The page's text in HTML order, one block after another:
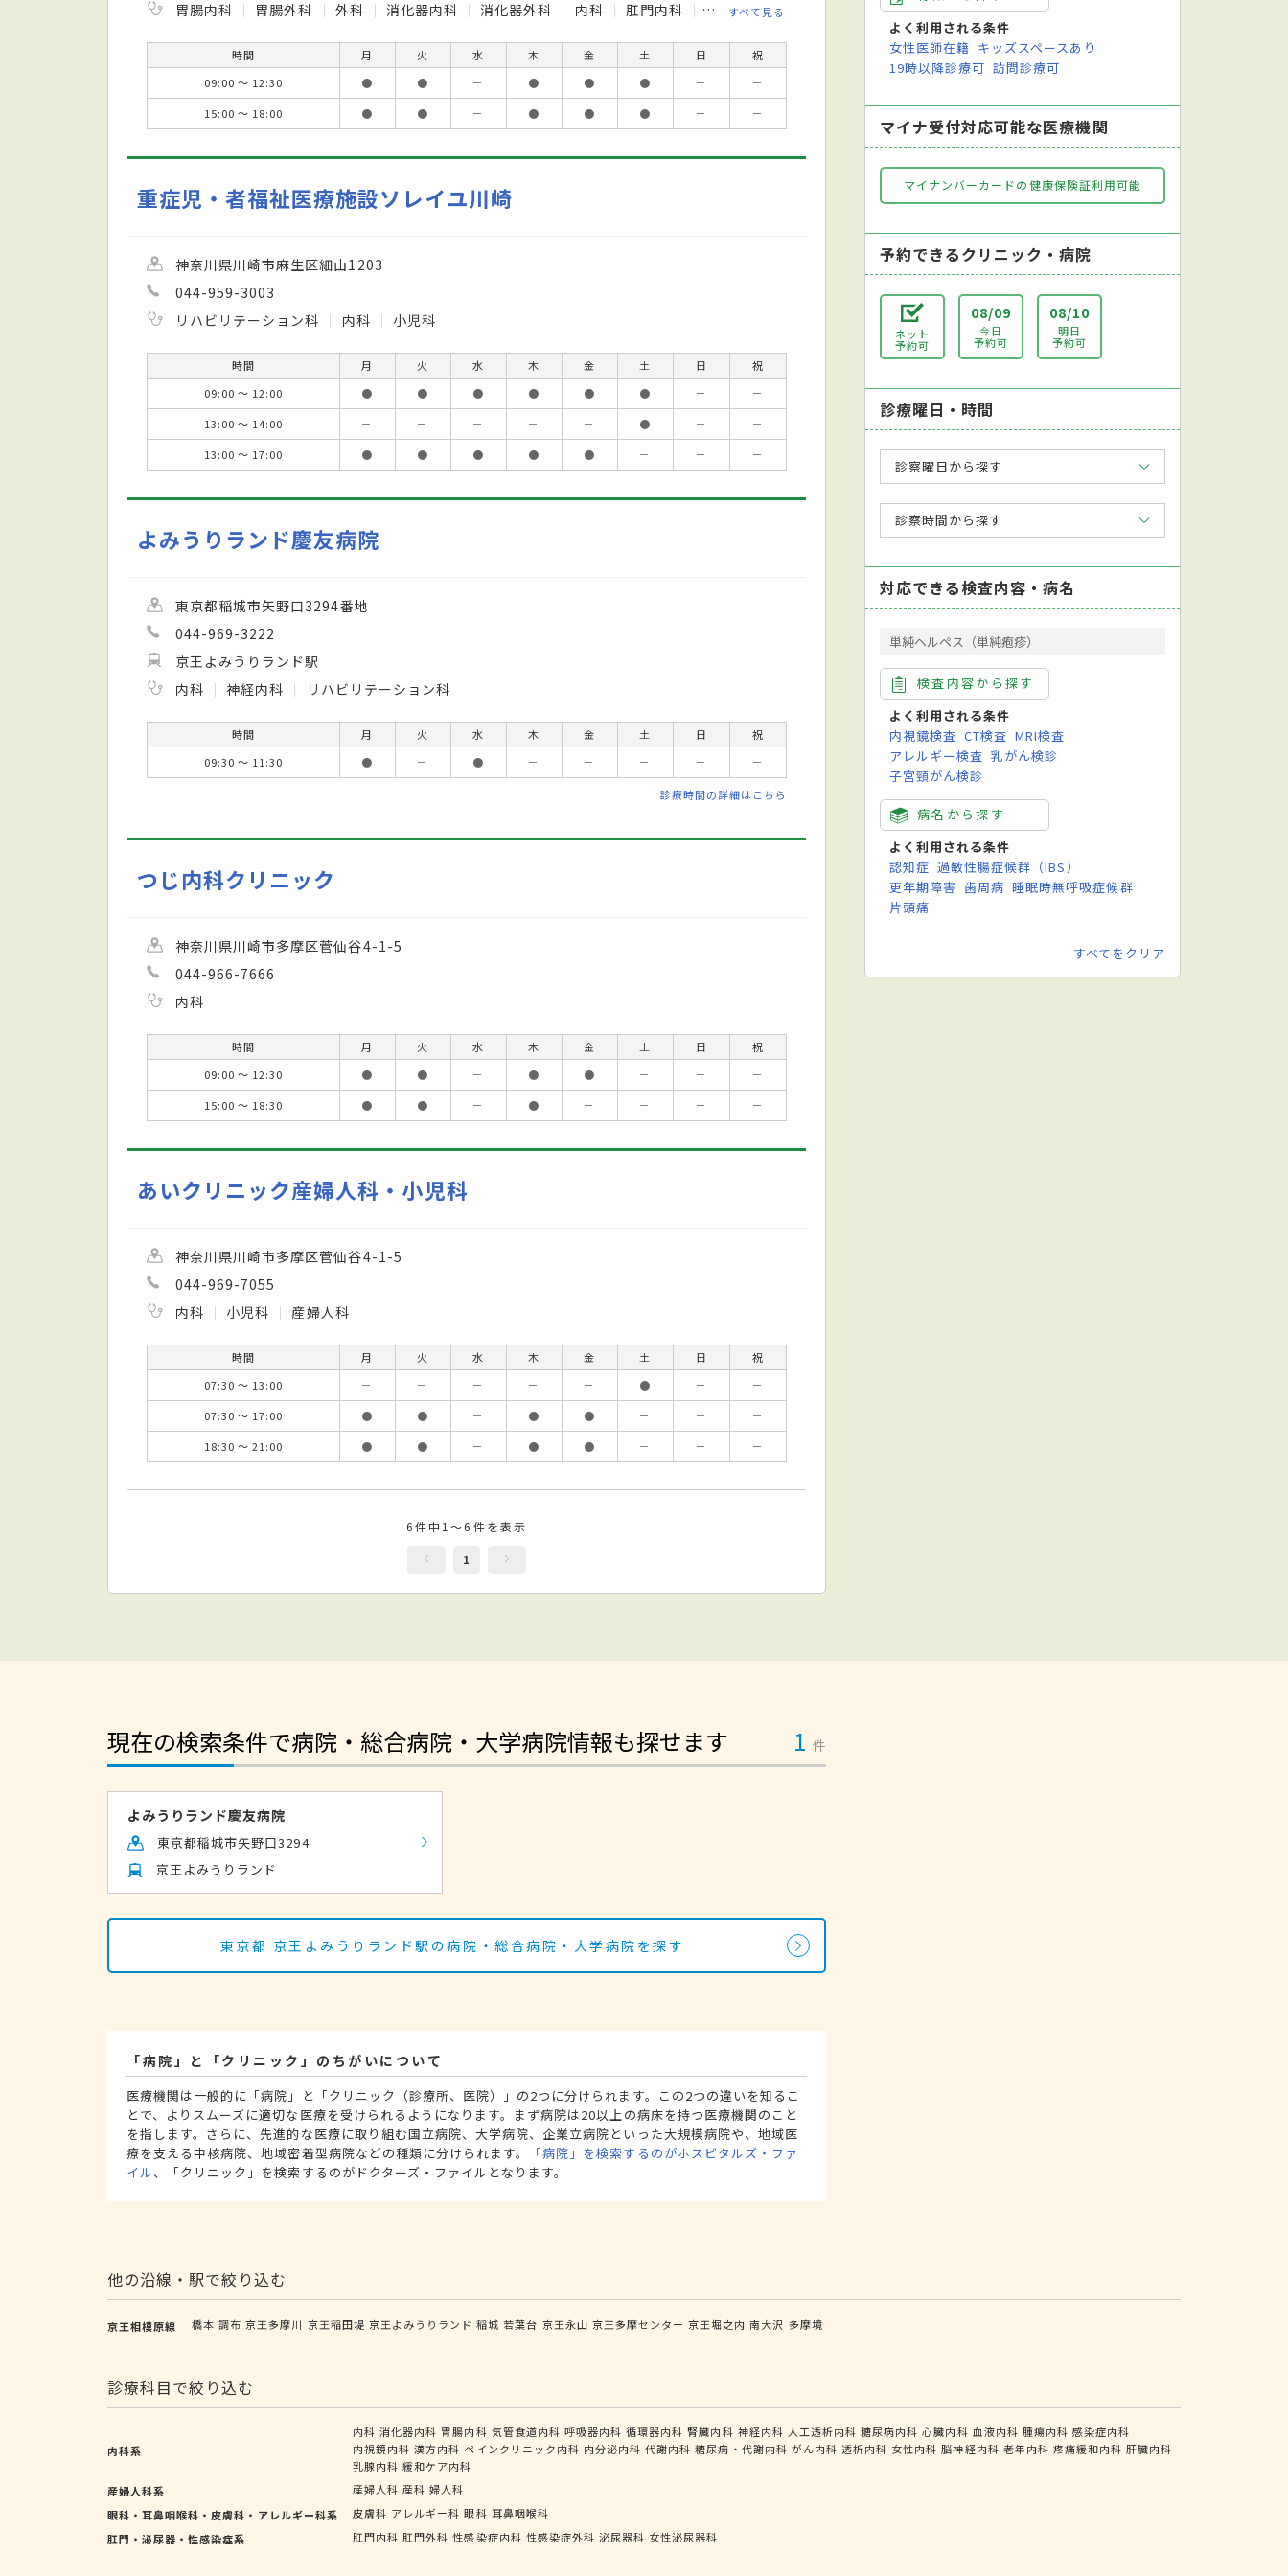
胃腸内科
胃腸外科 外科 消化器内科 消化器外科 内科 肛門内科 肛門外科
すべて見る
時間 月 火 水 木 金 土 日
祝
09:00 ～ 12:30
● ● － ● ● ● －
－
15:00 ～ 18:00
● ● － ● ● ● － －
重症児・者福祉医療施設ソレイユ川崎
神奈川県川崎市麻生区細山1203
044-959-3003
リハビリテーション科
内科 小児科
時間 月 火 水 木 金 土 日
祝
09:00 ～ 12:00
● ● ● ● ● ● －
－
13:00 ～ 14:00
－ － － － － ● －
－
13:00 ～ 17:00
● ● ● ● ● － － －
よみうりランド慶友病院
東京都稲城市矢野口3294番地
044-969-3222
京王よみうりランド駅
内科
神経内科 リハビリテーション科
時間 月 火 水 木 金 土 日
祝
09:30 ～ 11:30
● － ● － － － － －
診療時間の詳細はこちら
つじ内科クリニック
神奈川県川崎市多摩区菅仙谷4-1-5
044-966-7666
内科
時間 月 火 水 木 金 土 日
祝
09:00 ～ 12:30
● ● － ● ● － －
－
15:00 ～ 18:30
● ● － ● － － － －
あいクリニック産婦人科・小児科
神奈川県川崎市多摩区菅仙谷4-1-5
044-969-7055
内科
小児科 産婦人科
時間 月 火 水 木 金 土 日
祝
07:30 ～ 13:00
－ － － － － ● －
－
07:30 ～ 17:00
● ● － ● ● － －
－
18:30 ～ 21:00
● ● － ● ● － － －
6件中1～6件を表示
1
よく利用される条件
女性医師在籍 キッズスペースあり
19時以降診療可 訪問診療可
マイナ受付対応可能な医療機関
マイナンバーカードの健康保険証利用可能
予約できるクリニック・病院
ネット
予約可
08/09
今日
予約可
08/10
明日
予約可
診療曜日・時間
診察曜日から探す
診察時間から探す
対応できる検査内容・病名
単純ヘルペス（単純疱疹）
検査内容から探す
よく利用される条件
内視鏡検査 CT検査 MRI検査
アレルギー検査 乳がん検診
子宮頸がん検診
病名から探す
よく利用される条件
認知症 過敏性腸症候群（IBS）
更年期障害 歯周病 睡眠時無呼吸症候群
片頭痛
すべてをクリア
現在の検索条件で病院・総合病院・大学病院情報も探せます 1 件
よみうりランド慶友病院
東京都稲城市矢野口3294
京王よみうりランド
東京都 京王よみうりランド駅の病院・総合病院・大学病院を探す
「病院」と「クリニック」のちがいについて
医療機関は一般的に「病院」と「クリニック（診療所、医院）」の2つに分けられます。この2つの違いを知るこ
とで、よりスムーズに適切な医療を受けられるようになります。まず病院は20以上の病床を持つ医療機関のこと
を指します。さらに、先進的な医療に取り組む国立病院、大学病院、企業立病院といった大規模病院や、地域医
療を支える中核病院、地域密着型病院などの種類に分けられます。
「病院」を検索するのがホスピタルズ・ファ
イル、「クリニック」を検索するのがドクターズ・ファイルとなります。
他の沿線・駅で絞り込む
京王相模原線 橋本 調布 京王多摩川 京王稲田堤 京王よみうりランド 稲城 若葉台 京王永山 京王多摩センター 京王堀之内 南大沢 多摩境
診療科目で絞り込む
内科系
内科 消化器内科 胃腸内科 気管食道内科 呼吸器内科 循環器内科 腎臓内科 神経内科 人工透析内科 糖尿病内科 心臓内科 血液内科 腫瘍内科 感染症内科
内視鏡内科 漢方内科 ペインクリニック内科 内分泌内科 代謝内科 糖尿病・代謝内科 がん内科 透析内科 女性内科 脳神経内科 老年内科 疼痛緩和内科 肝臓内科
乳腺内科 緩和ケア内科
産婦人科系
産婦人科 産科 婦人科
眼科・耳鼻咽喉科・皮膚科・アレルギー科系
皮膚科 アレルギー科 眼科 耳鼻咽喉科
肛門・泌尿器・性感染症系
肛門内科 肛門外科 性感染症内科 性感染症外科 泌尿器科 女性泌尿器科